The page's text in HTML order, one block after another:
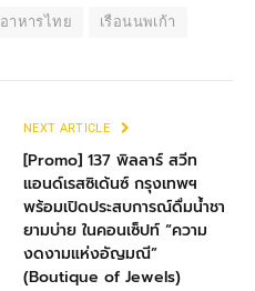
อาหารไทย เรือนนพเก้า
NEXT ARTICLE
[Promo] 137 พิลลาร์ สวีท
แอนด์เรสซิเด้นซ์ กรุงเทพฯ
พร้อมเปิดประสบการณ์ดื่มน้ำชา
ยามบ่าย ในคอนเซ็ปท์ “ความ
งดงามแห่งอัญมณี”
(Boutique of Jewels)